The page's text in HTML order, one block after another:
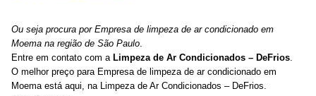
Ou seja procura por Empresa de limpeza de ar condicionado em
Moema na região de São Paulo.
Entre em contato com a Limpeza de Ar Condicionados – DeFrios.
O melhor preço para Empresa de limpeza de ar condicionado em
Moema está aqui, na Limpeza de Ar Condicionados – DeFrios.